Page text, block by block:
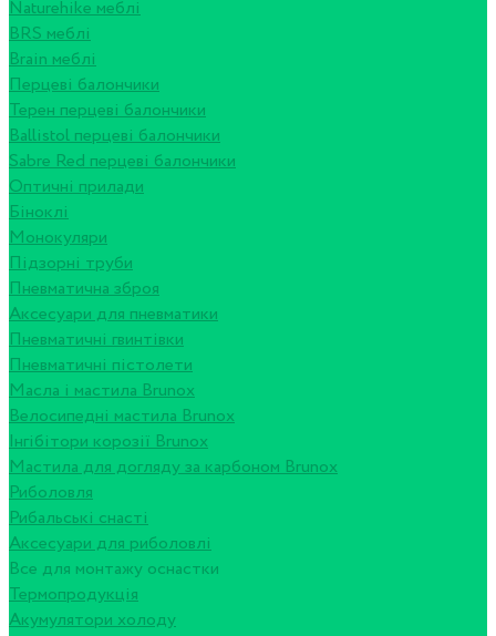
Naturehike меблі
BRS меблі
Brain меблі
Перцеві балончики
Терен перцеві балончики
Ballistol перцеві балончики
Sabre Red перцеві балончики
Оптичні прилади
Біноклі
Монокуляри
Підзорні труби
Пневматична зброя
Аксесуари для пневматики
Пневматичні гвинтівки
Пневматичні пістолети
Масла і мастила Brunox
Велосипедні мастила Brunox
Інгібітори корозії Brunox
Мастила для догляду за карбоном Brunox
Риболовля
Рибальські снасті
Аксесуари для риболовлі
Все для монтажу оснастки
Термопродукція
Акумулятори холоду